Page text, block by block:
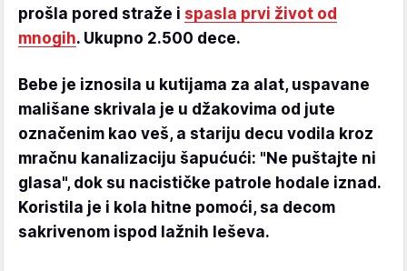
prošla pored straže i spasla prvi život od
mnogih. Ukupno 2.500 dece.
Bebe je iznosila u kutijama za alat, uspavane
mališane skrivala je u džakovima od jute
označenim kao veš, a stariju decu vodila kroz
mračnu kanalizaciju šapućući: "Ne puštajte ni
glasa", dok su nacističke patrole hodale iznad.
Koristila je i kola hitne pomoći, sa decom
sakrivenom ispod lažnih leševa.